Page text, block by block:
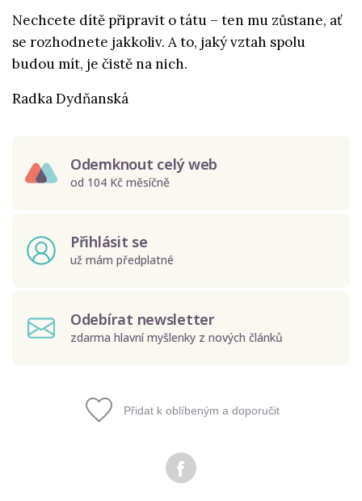
Nechcete dítě připravit o tátu – ten mu zůstane, ať
se rozhodnete jakkoliv. A to, jaký vztah spolu
budou mít, je čistě na nich.
Radka Dydňanská
Odemknout celý web
od 104 Kč měsíčně
Přihlásit se
už mám předplatné
Odebírat newsletter
zdarma hlavní myšlenky z nových článků
Odeslat
Přidat k oblíbeným a doporučit